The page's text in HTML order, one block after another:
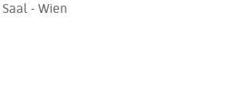
- Wien